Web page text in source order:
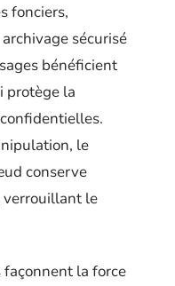
fonciers,
sécurisé
bénéficient
protège la
le
conserve
verrouillant le
la force